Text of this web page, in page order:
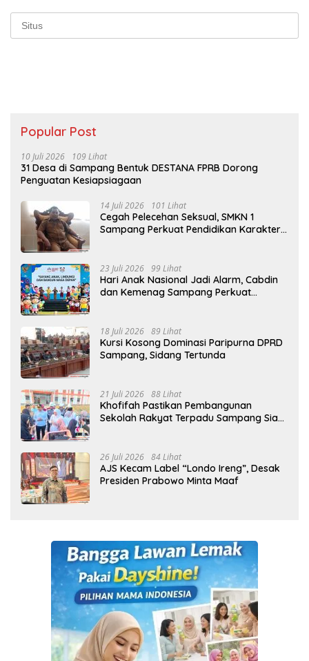
Popular Post
10 Juli 2026 109 Lihat
31 Desa di Sampang Bentuk DESTANA FPRB Dorong
Penguatan Kesiapsiagaan
14 Juli 2026 101 Lihat
Cegah Pelecehan Seksual, SMKN 1
Sampang Perkuat Pendidikan Karakter
23 Juli 2026 99 Lihat
Hari Anak Nasional Jadi Alarm, Cabdin
dan Kemenag Sampang Perkuat
18 Juli 2026 89 Lihat
Kursi Kosong Dominasi Paripurna DPRD
Sampang, Sidang Tertunda
21 Juli 2026 88 Lihat
Khofifah Pastikan Pembangunan
Sekolah Rakyat Terpadu Sampang Siap
26 Juli 2026 84 Lihat
AJS Kecam Label “Londo Ireng”, Desak
Presiden Prabowo Minta Maaf